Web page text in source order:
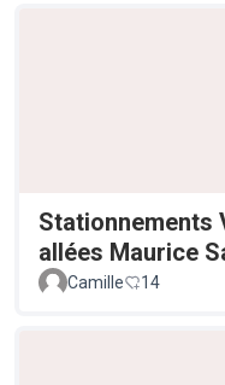
Stationnements
allées Maurice
Camille 14